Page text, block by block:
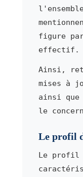
figure
effectif.
Ainsi,
mises à
ainsi que
le
Le profil
Le profil